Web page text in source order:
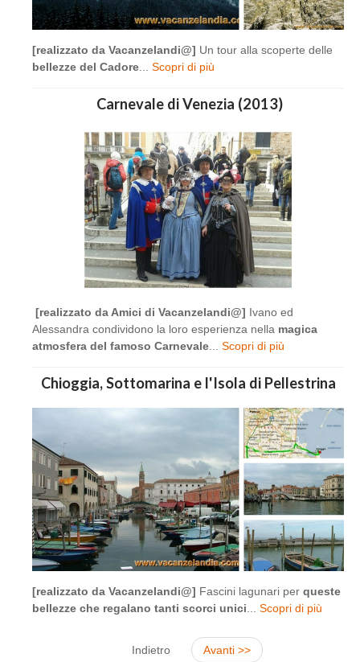
[realizzato da Vacanzelandi@] Un tour alla scoperte delle
bellezze del Cadore... Scopri di più
Carnevale di Venezia (2013)
[realizzato da Amici di Vacanzelandi@] Ivano ed
Alessandra condividono la loro esperienza nella magica
atmosfera del famoso Carnevale... Scopri di più
Chioggia, Sottomarina e l'Isola di Pellestrina
[realizzato da Vacanzelandi@] Fascini lagunari per queste
bellezze che regalano tanti scorci unici... Scopri di più
Indietro Avanti >>